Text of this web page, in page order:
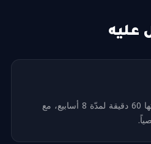
عليه
جلسات أسبوعيّة مدّتها 60 دقيقة لمدّة 8 أسابيع، مع